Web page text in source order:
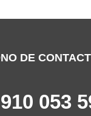
DE
910 053